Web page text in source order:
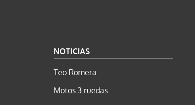
NOTICIAS
Teo Romera
Motos 3 ruedas